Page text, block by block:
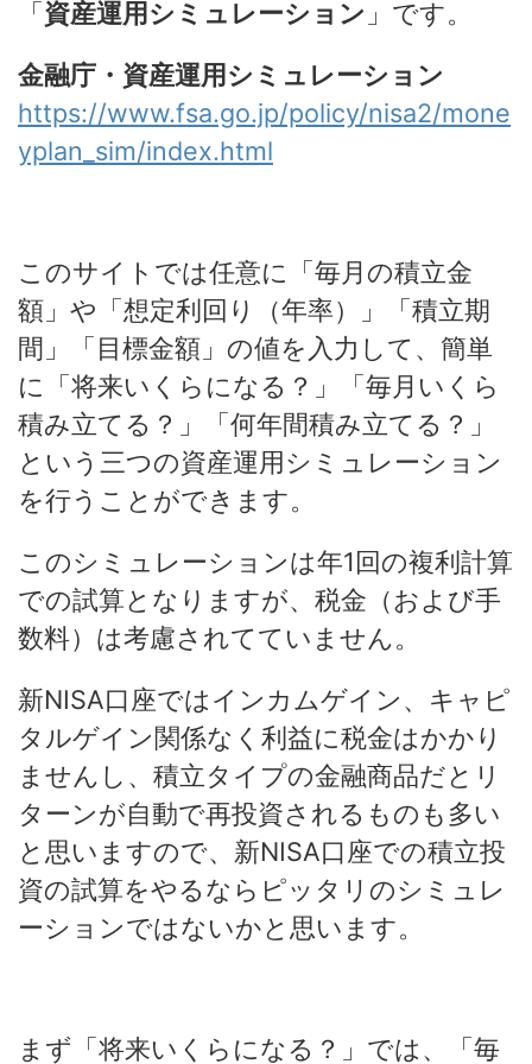
「資産運用シミュレーション 」です。
金融庁・資産運用シミュレーション
https://www.fsa.go.jp/policy/nisa2/mone
yplan_sim/index.html
このサイトでは任意に「毎月の積立金
額」や「想定利回り（年率）」「積立期
間」「目標金額」の値を入力して、簡単
に「将来いくらになる？」「毎月いくら
積み立てる？」「何年間積み立てる？」
という三つの資産運用シミュレーション
を行うことができます。
このシミュレーションは年1回の複利計算
での試算となりますが、税金（および手
数料）は考慮されてていません。
新NISA口座ではインカムゲイン、キャピ
タルゲイン関係なく利益に税金はかかり
ませんし、積立タイプの金融商品だとリ
ターンが自動で再投資されるものも多い
と思いますので、新NISA口座での積立投
資の試算をやるならピッタリのシミュレ
ーションではないかと思います。
まず「将来いくらになる？」では、「毎